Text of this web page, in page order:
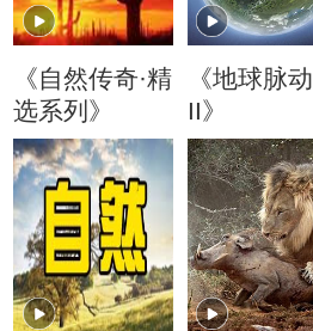
《自然传奇·精
选系列》
《地球脉动
II》